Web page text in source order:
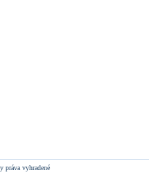
práva vyhradené